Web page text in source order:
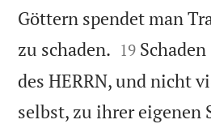
Göttern spendet man
zu schaden. 

19
des HERRN, und nicht
selbst, zu ihrer eigenen